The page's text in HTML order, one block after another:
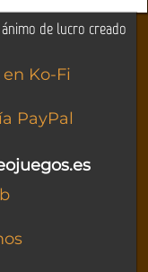
de lucro creado
Ko-Fi
PayPal